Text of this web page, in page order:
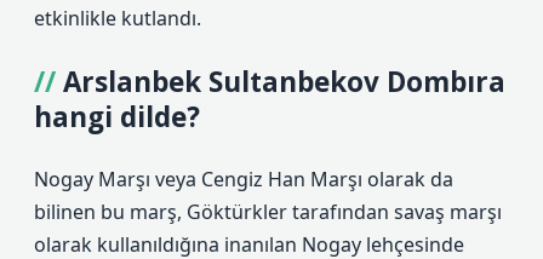
etkinlikle kutlandı.
Arslanbek Sultanbekov Dombıra
hangi dilde?
Nogay Marşı veya Cengiz Han Marşı olarak da
bilinen bu marş, Göktürkler tarafından savaş marşı
olarak kullanıldığına inanılan Nogay lehçesinde